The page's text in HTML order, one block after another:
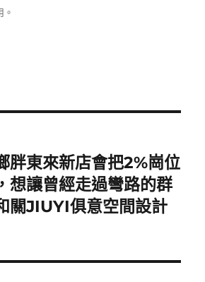
胖東來新店會把2%崗位
想讓曾經走過彎路的群
關JIUYI俱意空間設計